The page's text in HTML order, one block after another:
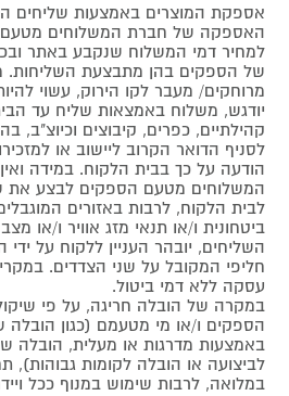
אספקת המוצרים באמצעות שליחים
האספקה של חברת המשלוחים
למחיר דמי המשלוח שנקבע באתר
של הספקים בהן מתבצעת השליחות.
מרוחקים/ מעבר לקו הירוק, עשוי
יודגש, משלוח באמצאות שליח עד
קהילתיים, כפרים, קיבוצים וכיוצ"ב,
לסניף הדואר הקרוב ליישוב או
הודעה על כך בבית הלקוח. במידה
המשלוחים מטעם הספקים לבצע את
לבית הלקוח, לרבות באזורים
ביטחונית ו/או תנאי מזג אוויר ו/או
השליחים, יובהר העניין ללקוח על ידי
חליפי המקובל על שני הצדדים.
עסקה ללא דמי ביטול.
במקרה של הובלה חריגה, על פי
הספקים ו/או מי מטעמם (כגון הובלה
באמצעות מדרגות או מעלית, הובלה
לביצועה או הובלה לקומות גבוהות),
במלואה, לרבות שימוש במנוף ככל